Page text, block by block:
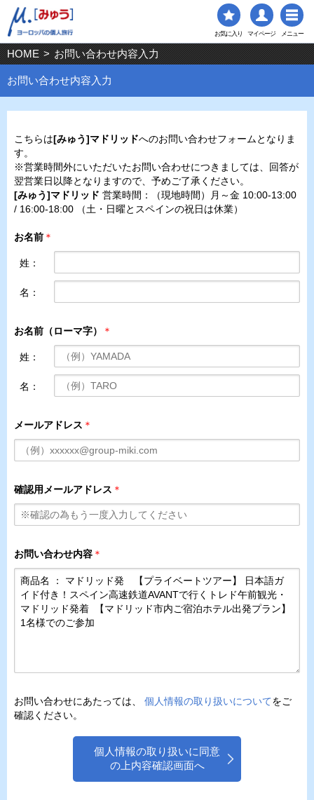
お気に入り マイページ メニュー
HOME > お問い合わせ内容入力
お問い合わせ内容入力
こちらは[みゅう]マドリッドへのお問い合わせフォームとなりま
す。
※営業時間外にいただいたお問い合わせにつきましては、回答が
翌営業日以降となりますので、予めご了承ください。
[みゅう]マドリッド 営業時間：（現地時間）月～金 10:00-13:00
/ 16:00-18:00 （土・日曜とスペインの祝日は休業）
お名前 ＊
姓：
名：
お名前（ローマ字） ＊
姓：
名：
メールアドレス ＊
確認用メールアドレス ＊
お問い合わせ内容 ＊
お問い合わせにあたっては、 個人情報の取り扱いについてをご
確認ください。
個人情報の取り扱いに同意
の上内容確認画面へ